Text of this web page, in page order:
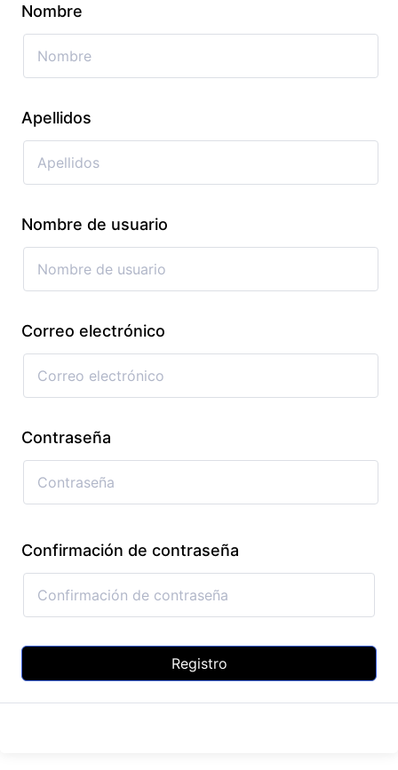
Nombre
Apellidos
Nombre de usuario
Correo electrónico
Contraseña
Confirmación de contraseña
Registro